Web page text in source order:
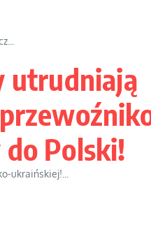
utrudniają
Polski!
ukraińskiej!...